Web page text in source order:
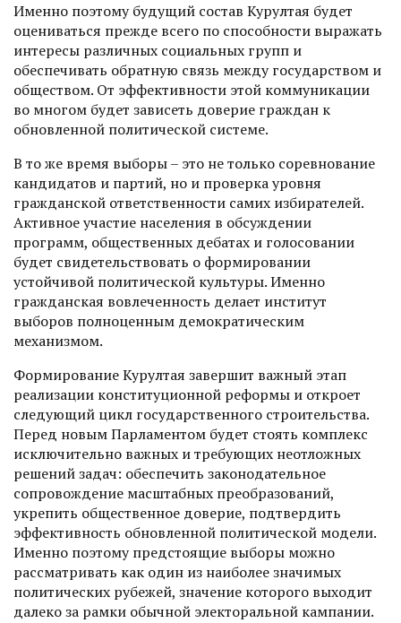
Именно поэтому будущий состав Курултая будет
оцениваться преж­де всего по способности выражать
интересы различных социальных групп и
обеспечивать обратную связь между государством и
обществом. От эффективности этой коммуникации
во многом будет зависеть доверие граждан к
обновленной политической системе.
В то же время выборы – это не только соревнование
кандидатов и партий, но и проверка уровня
гражданской ответственности самих избирателей.
Активное участие населения в обсуждении
программ, общественных дебатах и голосовании
будет свидетельствовать о формировании
устойчивой политической культуры. Именно
гражданская вовлеченность делает институт
выборов полноценным демократическим
механизмом.
Формирование Курултая завершит важный этап
реализации конституционной реформы и откроет
следующий цикл государственного строительства.
Перед новым Парламентом будет стоять комплекс
исключительно важных и требующих неотложных
решений задач: обеспечить законодательное
сопровождение масштабных преобразований,
укрепить общественное доверие, подтвердить
эффективность обновленной политической модели.
Именно поэтому предстоящие выборы можно
рассматривать как один из наиболее значимых
политических рубежей, значение которого выходит
далеко за рамки обычной электоральной кампании.